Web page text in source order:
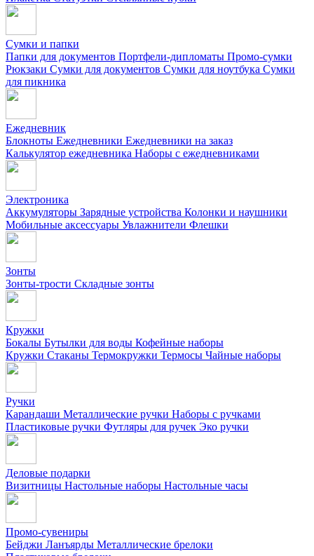
Сумки и папки
Папки для документов Портфели-дипломаты Промо-сумки
Рюкзаки Сумки для документов Сумки для ноутбука Сумки
для пикника
Ежедневник
Блокноты Ежедневники Ежедневники на заказ
Калькулятор ежедневника Наборы с ежедневниками
Электроника
Аккумуляторы Зарядные устройства Колонки и наушники
Мобильные аксессуары Увлажнители Флешки
Зонты
Зонты-трости Складные зонты
Кружки
Бокалы Бутылки для воды Кофейные наборы
Кружки Стаканы Термокружки Термосы Чайные наборы
Ручки
Карандаши Металлические ручки Наборы с ручками
Пластиковые ручки Футляры для ручек Эко ручки
Деловые подарки
Визитницы Настольные наборы Настольные часы
Промо-сувениры
Бейджи Ланъярды Металлические брелоки